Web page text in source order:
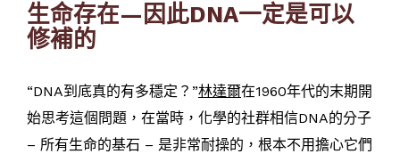
生命存在—因此DNA一定是可以
修補的
“DNA到底真的有多穩定？”林達爾在1960年代的末期開
始思考這個問題，在當時，化學的社群相信DNA的分子
– 所有生命的基石 – 是非常耐操的，根本不用擔心它們